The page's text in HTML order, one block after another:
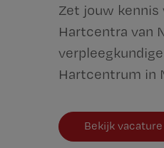
Zet jouw kennis
Hartcentra van
Hartcentrum in
Bekijk vacature